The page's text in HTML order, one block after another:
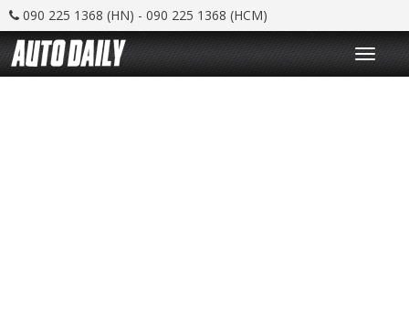
090 225 1368 (HN) - 090 225 1368 (HCM)
T
o
g